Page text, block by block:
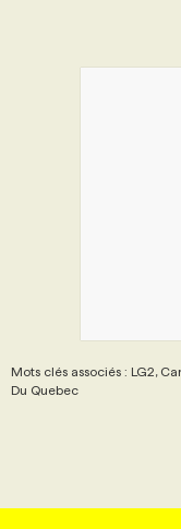
Mots clés associés : LG2,
Du Quebec